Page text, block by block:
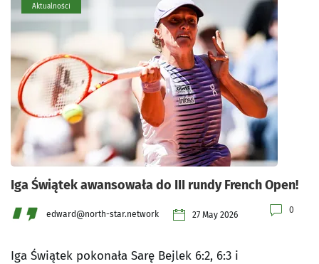
Aktualności
Iga Świątek awansowała do III rundy French Open!
edward@north-star.network 27 May 2026 0
Iga Świątek pokonała Sarę Bejlek 6:2, 6:3 i